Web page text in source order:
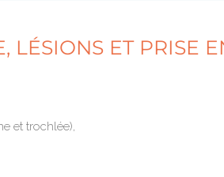
LÉSIONS ET PRISE
et trochlée),